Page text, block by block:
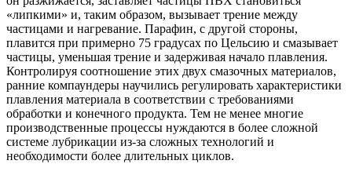
«липкими» и, таким образом, вызывает трение между
частицами и нагревание. Парафин, с другой стороны,
плавится при примерно 75 градусах по Цельсию и смазывает
частицы, уменьшая трение и задерживая начало плавления.
Контролируя соотношение этих двух смазочных материалов,
ранние компаундеры научились регулировать характеристики
плавления материала в соответствии с требованиями
обработки и конечного продукта. Тем не менее многие
производственные процессы нуждаются в более сложной
системе лубрикации из-за сложных технологий и
необходимости более длительных циклов.